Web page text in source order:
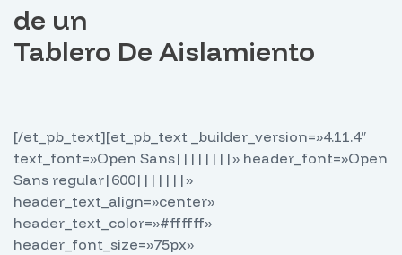
de un
Tablero De Aislamiento
[/et_pb_text][et_pb_text _builder_version=»4.11.4″
text_font=»Open Sans||||||||» header_font=»Open
Sans regular|600|||||||»
header_text_align=»center»
header_text_color=»#ffffff»
header_font_size=»75px»